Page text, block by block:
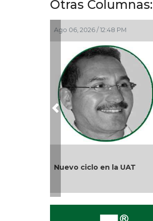
Otras Columnas:
Ago 06, 2026 / 12:48 PM
Nuevo ciclo en la UAT
Previous